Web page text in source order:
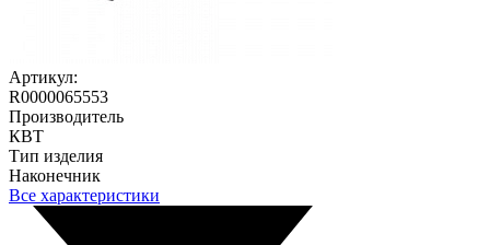
Артикул:
R0000065553
Производитель
КВТ
Тип изделия
Наконечник
Все характеристики